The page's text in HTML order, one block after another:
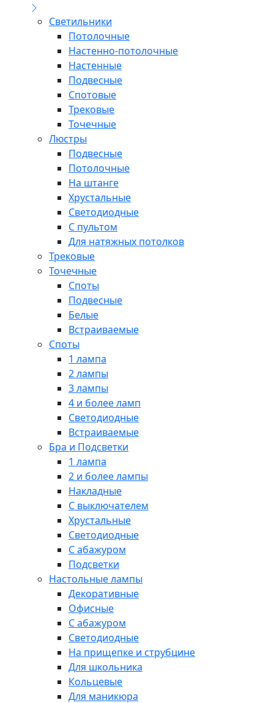
Светильники
Потолочные
Настенно-потолочные
Настенные
Подвесные
Спотовые
Трековые
Точечные
Люстры
Подвесные
Потолочные
На штанге
Хрустальные
Светодиодные
С пультом
Для натяжных потолков
Трековые
Точечные
Споты
Подвесные
Белые
Встраиваемые
Споты
1 лампа
2 лампы
3 лампы
4 и более ламп
Светодиодные
Встраиваемые
Бра и Подсветки
1 лампа
2 и более лампы
Накладные
С выключателем
Хрустальные
Светодиодные
С абажуром
Подсветки
Настольные лампы
Декоративные
Офисные
С абажуром
Светодиодные
На прищепке и струбцине
Для школьника
Кольцевые
Для маникюра